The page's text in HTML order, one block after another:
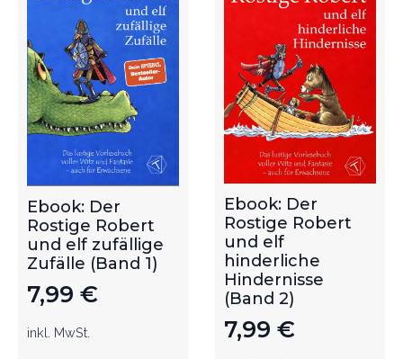
Ebook: Der
Rostige Robert
und elf zufällige
Zufälle (Band 1)
7,99 €
inkl. MwSt.
Ebook: Der
Rostige Robert
und elf
hinderliche
Hindernisse
(Band 2)
7,99 €